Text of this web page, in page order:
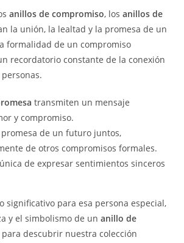
anillos de compromiso, losanillos de
la unión, la lealtad y la promesa de un
formalidad de un compromiso
recordatorio constante de la conexión
transmiten un mensaje
y compromiso.
de un futuro juntos,
de otros compromisos formales.
de expresar sentimientos sinceros
significativo para esa persona especial,
y el simbolismo de unanillo de
para descubrir nuestra colección